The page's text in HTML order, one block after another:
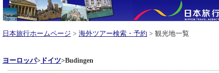
日本旅行ホームページ > 海外ツアー検索・予約 > 観光地一覧
ヨーロッパ> ドイツ>Budingen